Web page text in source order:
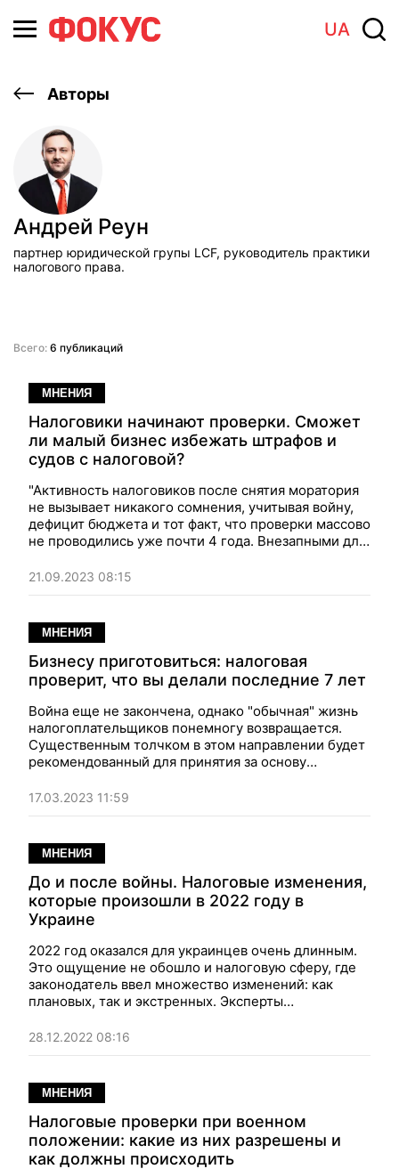
UA
Авторы
Андрей Реун
партнер юридической групы LCF, руководитель практики
налогового права.
Всего: 6 публикаций
МНЕНИЯ
Налоговики начинают проверки. Сможет
ли малый бизнес избежать штрафов и
судов с налоговой?
"Активность налоговиков после снятия моратория
не вызывает никакого сомнения, учитывая войну,
дефицит бюджета и тот факт, что проверки массово
не проводились уже почти 4 года. Внезапными для
проверки, на которые налоговики любят приходить
после запроса на информацию, но и плановые".
21.09.2023 08:15
МНЕНИЯ
Бизнесу приготовиться: налоговая
проверит, что вы делали последние 7 лет
Война еще не закончена, однако "обычная" жизнь
налогоплательщиков понемногу возвращается.
Существенным толчком в этом направлении будет
рекомендованный для принятия за основу
налоговой и таможенной политики проект Закона
"О внесении изменений в Налоговый кодекс
налогообложения в период действия военного
положения" № 8401 от 31.01. 2023 (далее –
"Законопроект").
17.03.2023 11:59
МНЕНИЯ
До и после войны. Налоговые изменения,
которые произошли в 2022 году в
Украине
2022 год оказался для украинцев очень длинным.
Это ощущение не обошло и налоговую сферу, где
законодатель ввел множество изменений: как
плановых, так и экстренных. Эксперты
налоговые изменения: до и после начала
полномасштабной войны.
28.12.2022 08:16
МНЕНИЯ
Налоговые проверки при военном
положении: какие из них разрешены и
как должны происходить